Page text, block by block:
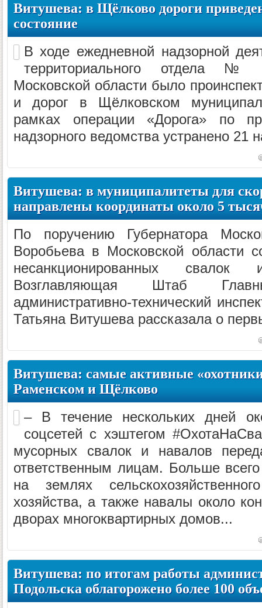
Витушева: в Щёлково дороги
состояние
В ходе ежедневной надзорной
территориального отдела №
Московской области было
и дорог в Щёлковском
рамках операции «Дорога» по
надзорного ведомства устранено 21
Витушева: в муниципалитеты для
направлены координаты около 5
По поручению Губернатора
Воробьева в Московской области
несанкционированных
Возглавляющая Штаб
административно-технический
Татьяна Витушева рассказала о
Витушева: самые активные
Раменском и Щёлково
– В течение нескольких дней
соцсетей с хэштегом
мусорных свалок и навалов
ответственным лицам. Больше
на землях
хозяйства, а также навалы около
дворах многоквартирных домов...
Витушева: по итогам работы
Подольска облагорожено более 100